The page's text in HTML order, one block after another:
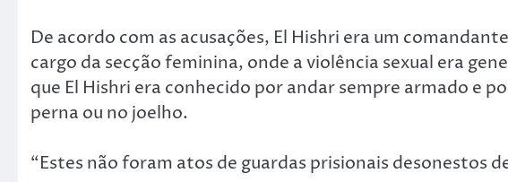
De acordo com as acusações, El Hishri era um
cargo da secção feminina, onde a violência sexual era
que El Hishri era conhecido por andar sempre armado e
perna ou no joelho.
“Estes não foram atos de guardas prisionais desonestos